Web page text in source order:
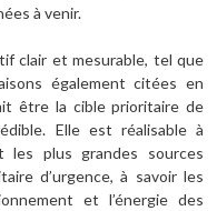
à venir.
clair et mesurable, tel que
également citées en
être la cible prioritaire de
Elle est réalisable à
les plus grandes sources
d’urgence, à savoir les
et l’énergie des